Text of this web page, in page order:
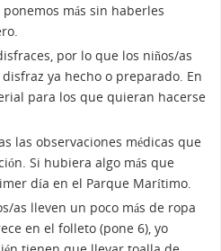
más sin haberles
por lo que los niños/as
ya hecho o preparado. En
para los que quieran hacerse
las observaciones médicas que
Si hubiera algo más que
día en el Parque Marítimo.
as lleven un poco más de ropa
en el folleto (pone 6), yo